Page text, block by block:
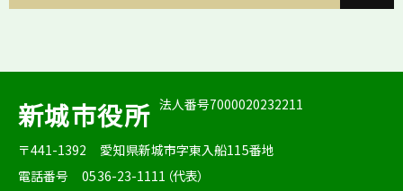
新城市役所 法人番号7000020232211
〒441-1392
愛知県新城市字東入船115番地
電話番号
0536-23-1111（代表）